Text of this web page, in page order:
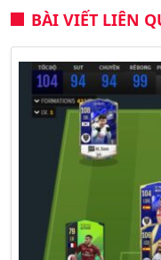
BÀI VIẾT LIÊN